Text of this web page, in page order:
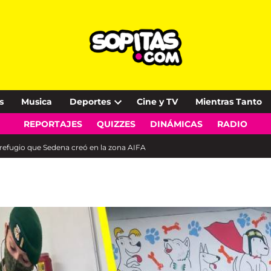
Musica Deportes
Open
dropdown
Cine y TV Mientras Tanto
REPORTAJES QUIZZES DINÁMICAS RADIO
refugio que Sedena creó en la zona AIFA